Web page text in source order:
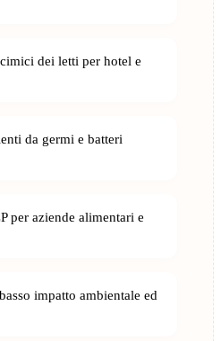
dei letti per hotel e
da germi e batteri
per aziende alimentari e
impatto ambientale ed